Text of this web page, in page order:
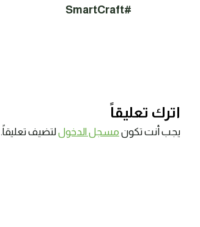
#SmartCraft
اترك تعليقاً
يجب أنت تكون مسجل الدخوللتضيف تعليقاً.